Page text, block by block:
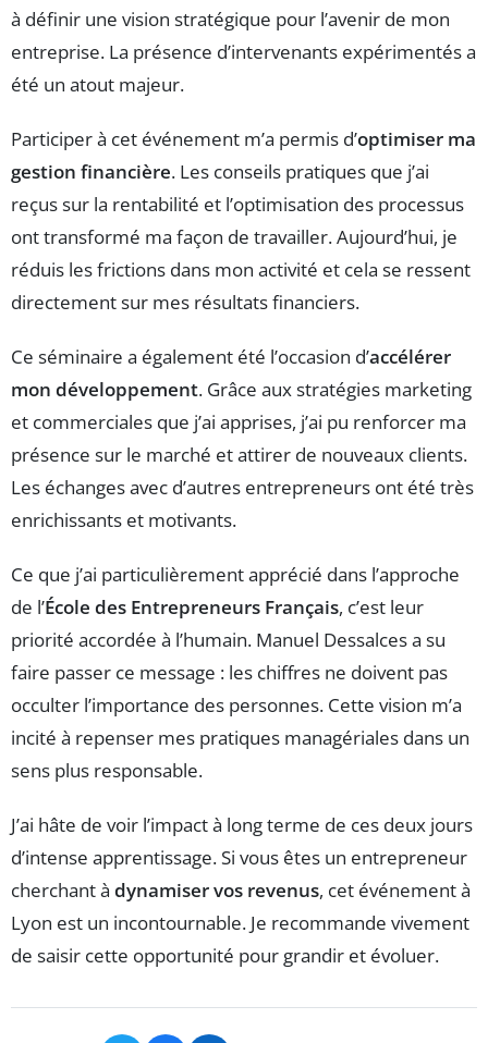
à définir une vision stratégique pour l’avenir de mon
entreprise. La présence d’intervenants expérimentés a
été un atout majeur.
Participer à cet événement m’a permis d’optimiser ma
gestion financière. Les conseils pratiques que j’ai
reçus sur la rentabilité et l’optimisation des processus
ont transformé ma façon de travailler. Aujourd’hui, je
réduis les frictions dans mon activité et cela se ressent
directement sur mes résultats financiers.
Ce séminaire a également été l’occasion d’accélérer
mon développement. Grâce aux stratégies marketing
et commerciales que j’ai apprises, j’ai pu renforcer ma
présence sur le marché et attirer de nouveaux clients.
Les échanges avec d’autres entrepreneurs ont été très
enrichissants et motivants.
Ce que j’ai particulièrement apprécié dans l’approche
de l’École des Entrepreneurs Français, c’est leur
priorité accordée à l’humain. Manuel Dessalces a su
faire passer ce message : les chiffres ne doivent pas
occulter l’importance des personnes. Cette vision m’a
incité à repenser mes pratiques managériales dans un
sens plus responsable.
J’ai hâte de voir l’impact à long terme de ces deux jours
d’intense apprentissage. Si vous êtes un entrepreneur
cherchant à dynamiser vos revenus, cet événement à
Lyon est un incontournable. Je recommande vivement
de saisir cette opportunité pour grandir et évoluer.